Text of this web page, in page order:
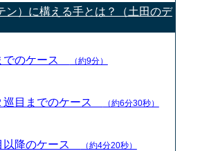
ン）に構える手とは？（土田のデ
でのケース （約9分）
巡目までのケース （約6分30秒）
以降のケース （約4分20秒）